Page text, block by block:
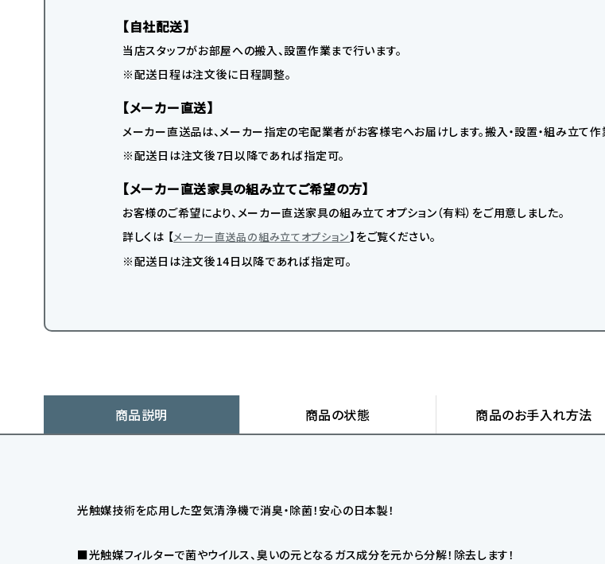
【自社配送】
当店スタッフがお部屋への搬入、設置作業まで行います。
※配送日程は注文後に日程調整。
【メーカー直送】
メーカー直送品は、メーカー指定の宅配業者がお客様宅へお届けします。搬入・設置・組み立て
※配送日は注文後7日以降であれば指定可。
【メーカー直送家具の組み立てご希望の方】
お客様のご希望により、メーカー直送家具の組み立てオプション（有料）をご用意しました。
詳しくは 【メーカー直送品の組み立てオプション】をご覧ください。
※配送日は注文後14日以降であれば指定可。
商品説明 商品の状態 商品のお手入れ方法
光触媒技術を応用した空気清浄機で消臭・除菌！安心の日本製！
■光触媒フィルターで菌やウイルス、臭いの元となるガス成分を元から分解！除去します！